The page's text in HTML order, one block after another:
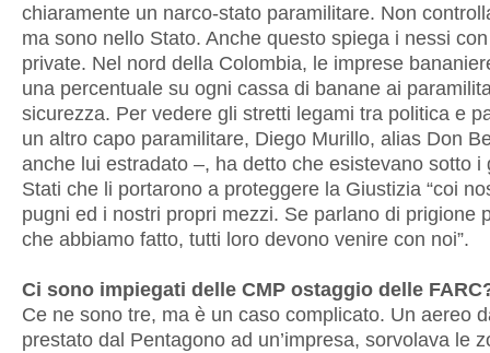
chiaramente un narco-stato paramilitare. Non
ma sono nello Stato. Anche questo spiega i nessi
private. Nel nord della Colombia, le imprese
una percentuale su ogni cassa di banane ai
sicurezza. Per vedere gli stretti legami tra politica e
un altro capo paramilitare, Diego Murillo, alias Don
anche lui estradato –, ha detto che esistevano sotto i
Stati che li portarono a proteggere la Giustizia “coi
pugni ed i nostri propri mezzi. Se parlano di prigione
che abbiamo fatto, tutti loro devono venire con noi”.
Ci sono impiegati delle CMP ostaggio delle
Ce ne sono tre, ma è un caso complicato. Un aereo
prestato dal Pentagono ad un’impresa, sorvolava le